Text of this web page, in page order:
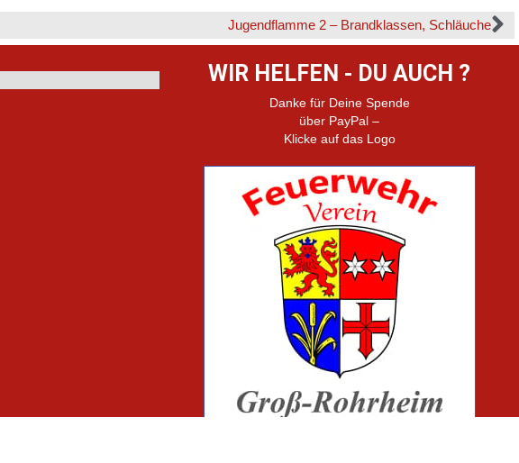
Jugendflamme 2 – Brandklassen, Schläuche
WIR HELFEN - DU AUCH ?
Danke für Deine Spende
über PayPal –
Klicke auf das Logo